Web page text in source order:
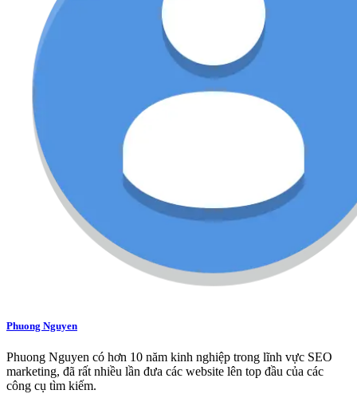
Phuong Nguyen
Phuong Nguyen có hơn 10 năm kinh nghiệp trong lĩnh vực SEO
marketing, đã rất nhiều lần đưa các website lên top đầu của các
công cụ tìm kiếm.